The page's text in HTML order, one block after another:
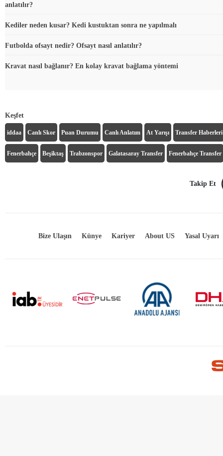
anlatılır?
Kediler neden kusar? Kedi kustuktan sonra ne yapılmalı
Futbolda ofsayt nedir? Ofsayt nasıl anlatılır?
Kravat nasıl bağlanır? En kolay kravat bağlama yöntemi
Keşfet
iddaa Canlı Skor Puan Durumu Canlı Anlatım At Yarışı Transfer Haberleri
Fenerbahçe Beşiktaş Trabzonspor Galatasaray Transfer Fenerbahçe Transfer
Takip Et
Bize Ulaşın Künye Kariyer About US Yasal Uyarı